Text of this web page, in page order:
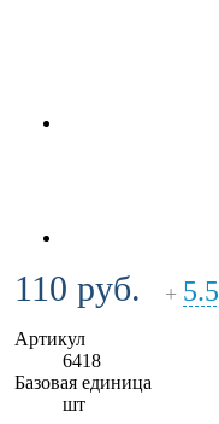
110 руб. + 5.5
Артикул
6418
Базовая единица
шт